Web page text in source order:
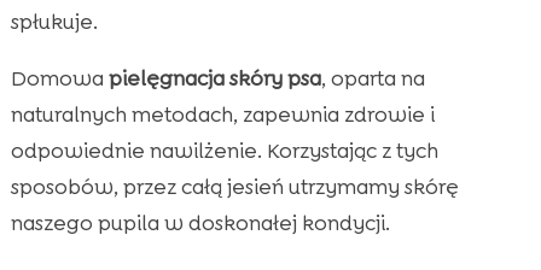
spłukuje.
Domowa pielęgnacja skóry psa, oparta na
naturalnych metodach, zapewnia zdrowie i
odpowiednie nawilżenie. Korzystając z tych
sposobów, przez całą jesień utrzymamy skórę
naszego pupila w doskonałej kondycji.